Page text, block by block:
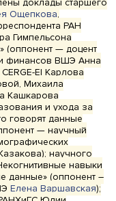
к прививкам
связана с
(занятые в
для этих категорий
к прививкам
по месту работы, —
определенных
заработка.